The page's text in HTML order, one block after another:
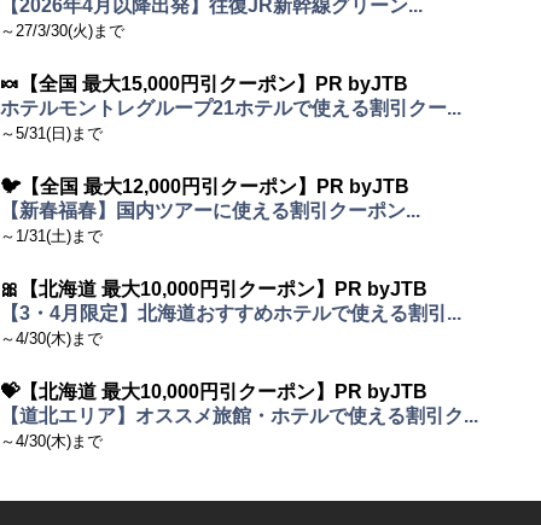
【2026年4月以降出発】往復JR新幹線グリーン...
～27/3/30(火)まで
🍬【全国 最大15,000円引クーポン】PR byJTB
ホテルモントレグループ21ホテルで使える割引クー...
～5/31(日)まで
🐦【全国 最大12,000円引クーポン】PR byJTB
【新春福春】国内ツアーに使える割引クーポン...
～1/31(土)まで
🎀【北海道 最大10,000円引クーポン】PR byJTB
【3・4月限定】北海道おすすめホテルで使える割引...
～4/30(木)まで
💝【北海道 最大10,000円引クーポン】PR byJTB
【道北エリア】オススメ旅館・ホテルで使える割引ク...
～4/30(木)まで